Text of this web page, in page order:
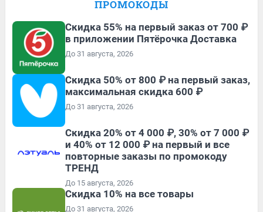
ПРОМОКОДЫ
Скидка 55% на первый заказ от 700 ₽
в приложении Пятёрочка Доставка
До 31 августа, 2026
Скидка 50% от 800 ₽ на первый заказ,
максимальная скидка 600 ₽
До 31 августа, 2026
Скидка 20% от 4 000 ₽, 30% от 7 000 ₽
и 40% от 12 000 ₽ на первый и все
повторные заказы по промокоду
ТРЕНД
До 15 августа, 2026
Скидка 10% на все товары
До 31 августа, 2026